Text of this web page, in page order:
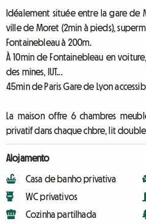
Idéalement située entre la gare de
ville de Moret (2min à pieds),
Fontainebleau à 200m.
À 10min de Fontainebleau en
des mines, IUT...
45min de Paris Gare de Lyon
La maison offre 6 chambres
privatif dans chaque chbre, lit
Alojamento
Casa de banho privativa
WC privativos
Cozinha partilhada